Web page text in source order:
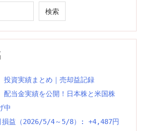
検索
投資実績まとめ｜売却益記録
配当金実績を公開！日本株と米国株
中
損益（2026/5/4～5/8）: +4,487円